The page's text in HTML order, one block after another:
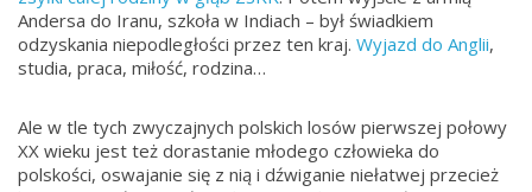
Andersa do Iranu, szkoła w Indiach – był świadkiem
odzyskania niepodległości przez ten kraj. Wyjazd do Anglii,
studia, praca, miłość, rodzina…
Ale w tle tych zwyczajnych polskich losów pierwszej połowy
XX wieku jest też dorastanie młodego człowieka do
polskości, oswajanie się z nią i dźwiganie niełatwej przecież